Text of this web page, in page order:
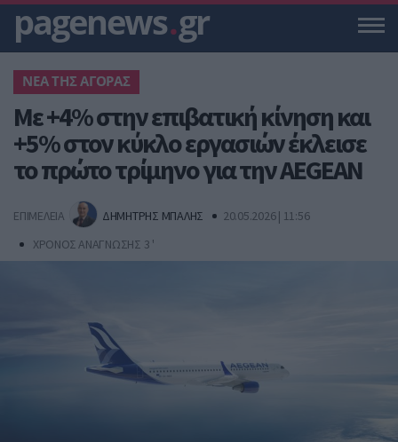
pagenews.gr
NΕΑ ΤΗΣ ΑΓΟΡΑΣ
Με +4% στην επιβατική κίνηση και
+5% στον κύκλο εργασιών έκλεισε
το πρώτο τρίμηνο για την AEGEAN
ΕΠΙΜΕΛΕΙΑ ΔΗΜΗΤΡΗΣ ΜΠΑΛΗΣ
20.05.2026 | 11:56
ΧΡΟΝΟΣ ΑΝΑΓΝΩΣΗΣ 3 '